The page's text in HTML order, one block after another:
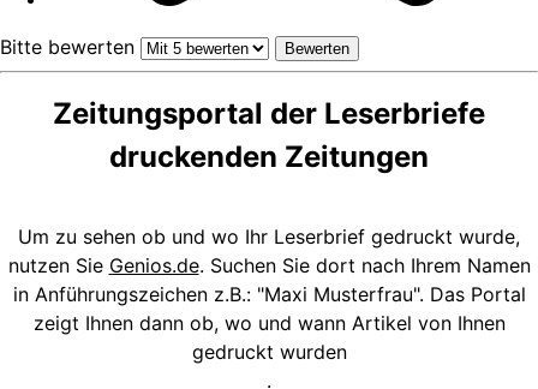
Bitte bewerten
Zeitungsportal der Leserbriefe
druckenden Zeitungen
Um zu sehen ob und wo Ihr Leserbrief gedruckt wurde,
nutzen Sie Genios.de. Suchen Sie dort nach Ihrem Namen
in Anführungszeichen z.B.: "Maxi Musterfrau". Das Portal
zeigt Ihnen dann ob, wo und wann Artikel von Ihnen
gedruckt wurden
.